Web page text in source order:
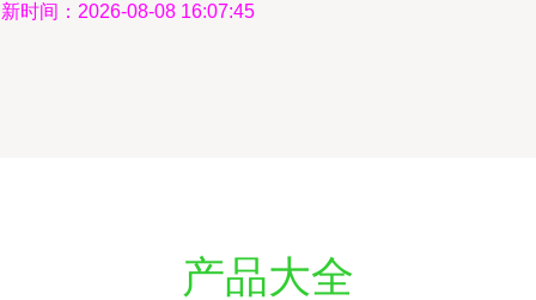
时间：2026-08-08 16:07:45
产品大全